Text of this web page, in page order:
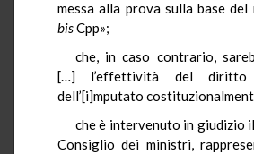
messa alla prova sulla base
bisCpp»;
che, in caso contrario,
[…] l’effettività del diritto
dell’[i]mputato
che è intervenuto in giudizio
Consiglio dei ministri,